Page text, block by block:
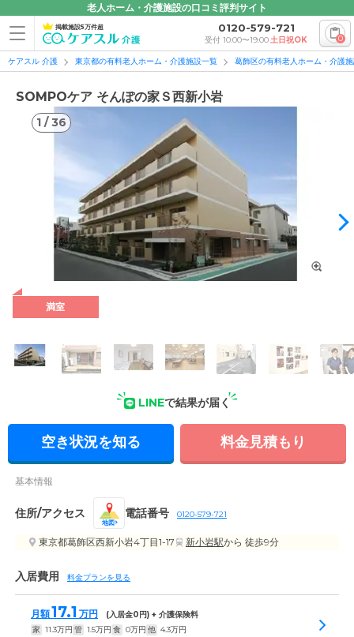
老人ホーム・介護施設の口コミ評判サイト
掲載施設5万件超 0120-579-721
受付 10:00〜19:00土日祝OK 0
ケアスル 介護 東京都の有料老人ホーム・介護施設一覧 葛飾区の有料老人ホーム・介護
SOMPOケア そんぽの家Ｓ西新小岩
1 /36
36
外観: やさしい色合いのマンションのような外観。見学予約を
随時受け付けていますので、お気軽にお問い合わせください。
満室
LINEで結果が届く
空き状況を知る 料金見積もり
基本情報
住所/アクセス
地図
電話番号 0120-579-721
東京都葛飾区西新小岩4丁目1-17 新小岩駅から 徒歩9分
入居費用 料金プランを見る
月額17.1 万円 (入居金0円) + 介護保険料
家 11.3万円 管 1.5万円 食 0万円 他 4.3万円